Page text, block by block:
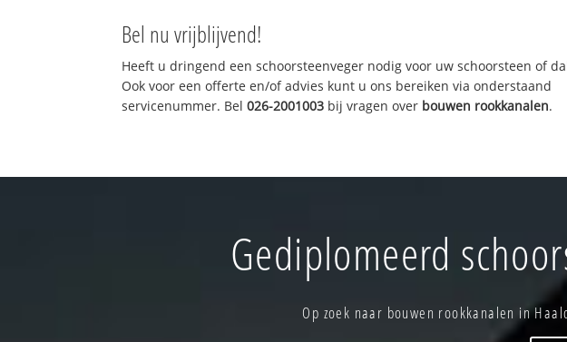
Bel nu vrijblijvend!
Heeft u dringend een schoorsteenveger nodig voor uw schoorsteen of
Ook voor een offerte en/of advies kunt u ons bereiken via onderstaand
servicenummer. Bel026-2001003 bij vragen over bouwen rookkanalen.
Gediplomeerd
Op zoek naar bouwen rookkanalen in